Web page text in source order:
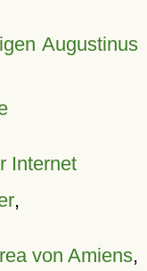
Augustinus
Internet
,
von Amiens,